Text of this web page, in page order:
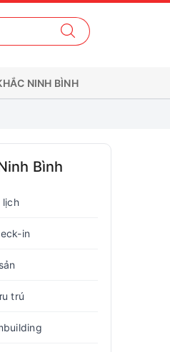
NINH BÌNH
Bình
lịch
in
trú